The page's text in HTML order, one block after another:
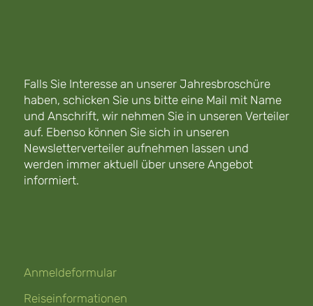
Falls Sie Interesse an unserer Jahresbroschüre
haben, schicken Sie uns bitte eine Mail mit Name
und Anschrift, wir nehmen Sie in unseren Verteiler
auf. Ebenso können Sie sich in unseren
Newsletterverteiler aufnehmen lassen und
werden immer aktuell über unsere Angebot
informiert.
Anmeldeformular
Reiseinformationen